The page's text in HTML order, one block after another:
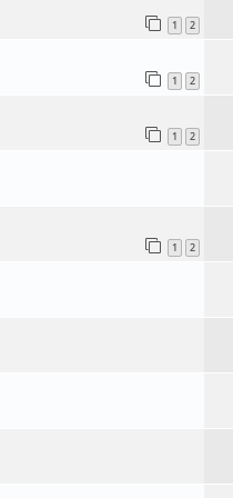
1 2
1 2
1 2
1 2